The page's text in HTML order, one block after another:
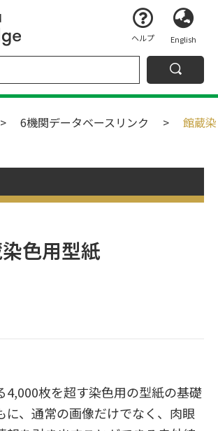
ヘルプ English
6機関データベースリンク
館蔵染
色用型紙
4,000枚を超す染色用の型紙の基礎
に、通常の画像だけでなく、肉眼